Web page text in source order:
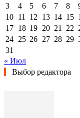
3
4 5 6 7 8
10 11 12 13 14 15
17 18 19 20 21 22
24 25 26 27 28 29
31
« Июл
Выбор редактора